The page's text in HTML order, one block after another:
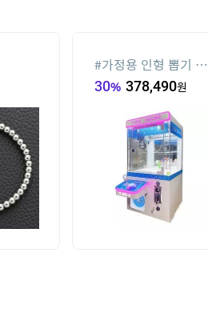
#가정용 인형 뽑기 기
계
30% 378,490원